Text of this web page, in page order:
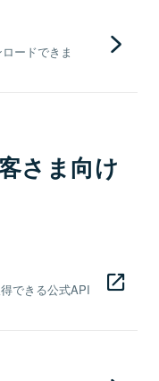
ードできま
さま向け
できる公式API